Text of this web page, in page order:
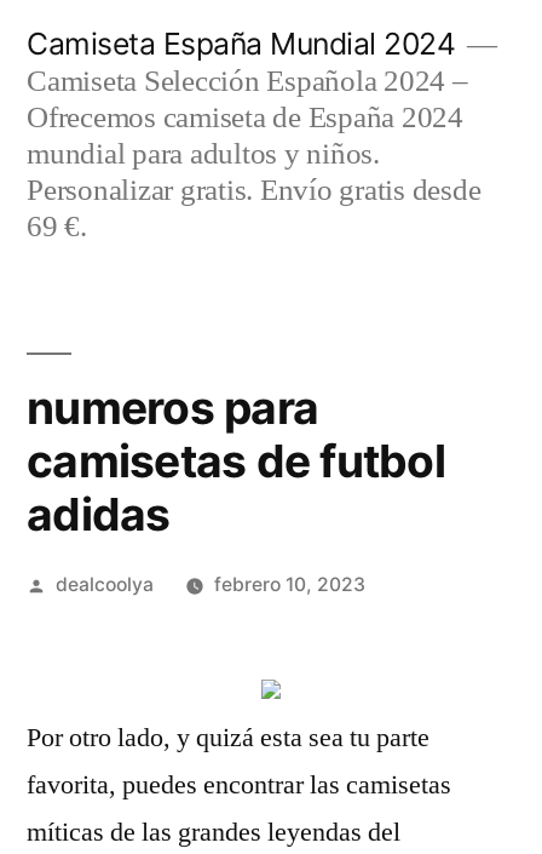
contenido
Camiseta España Mundial 2024
Camiseta Selección Española 2024 –
Ofrecemos camiseta de España 2024
mundial para adultos y niños.
Personalizar gratis. Envío gratis desde
69 €.
numeros para
camisetas de futbol
adidas
Publicado
dealcoolya febrero 10, 2023
Por otro lado, y quizá esta sea tu parte
favorita, puedes encontrar las camisetas
míticas de las grandes leyendas del